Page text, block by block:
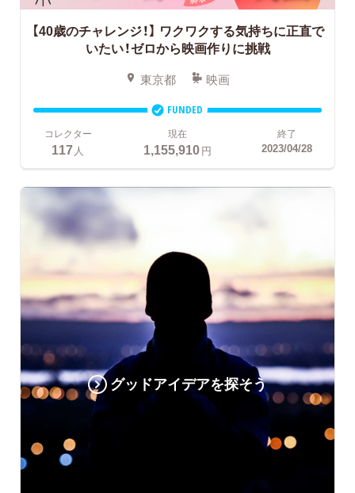
【40歳のチャレンジ！】 ワクワクする気持ちに正直で
いたい！ゼロから映画作りに挑戦
東京都 映画
FUNDED
コレクター
117 人
現在
1,155,910円
終了
2023/04/28
グッドアイデアを探そう